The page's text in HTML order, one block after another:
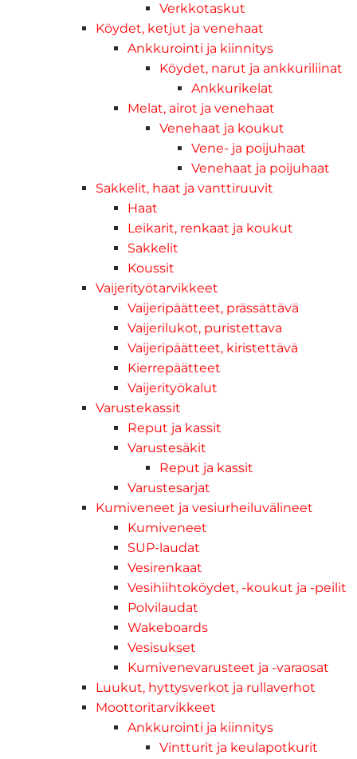
Verkkotaskut
Köydet, ketjut ja venehaat
Ankkurointi ja kiinnitys
Köydet, narut ja ankkuriliinat
Ankkurikelat
Melat, airot ja venehaat
Venehaat ja koukut
Vene- ja poijuhaat
Venehaat ja poijuhaat
Sakkelit, haat ja vanttiruuvit
Haat
Leikarit, renkaat ja koukut
Sakkelit
Koussit
Vaijerityötarvikkeet
Vaijeripäätteet, prässättävä
Vaijerilukot, puristettava
Vaijeripäätteet, kiristettävä
Kierrepäätteet
Vaijerityökalut
Varustekassit
Reput ja kassit
Varustesäkit
Reput ja kassit
Varustesarjat
Kumiveneet ja vesiurheiluvälineet
Kumiveneet
SUP-laudat
Vesirenkaat
Vesihiihtoköydet, -koukut ja -peilit
Polvilaudat
Wakeboards
Vesisukset
Kumivenevarusteet ja -varaosat
Luukut, hyttysverkot ja rullaverhot
Moottoritarvikkeet
Ankkurointi ja kiinnitys
Vintturit ja keulapotkurit